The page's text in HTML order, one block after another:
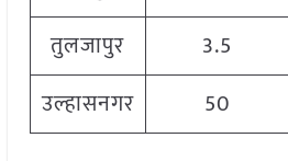
तुलजापुर
3.5
उल्हासनगर
50